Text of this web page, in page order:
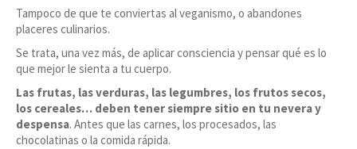
Tampoco de que te conviertas al veganismo, o abandones
placeres culinarios.
Se trata, una vez más, de aplicar consciencia y pensar qué es lo
que mejor le sienta a tu cuerpo.
Las frutas, las verduras, las legumbres, los frutos secos,
los cereales… deben tener siempre sitio en tu nevera y
despensa. Antes que las carnes, los procesados, las
chocolatinas o la comida rápida.